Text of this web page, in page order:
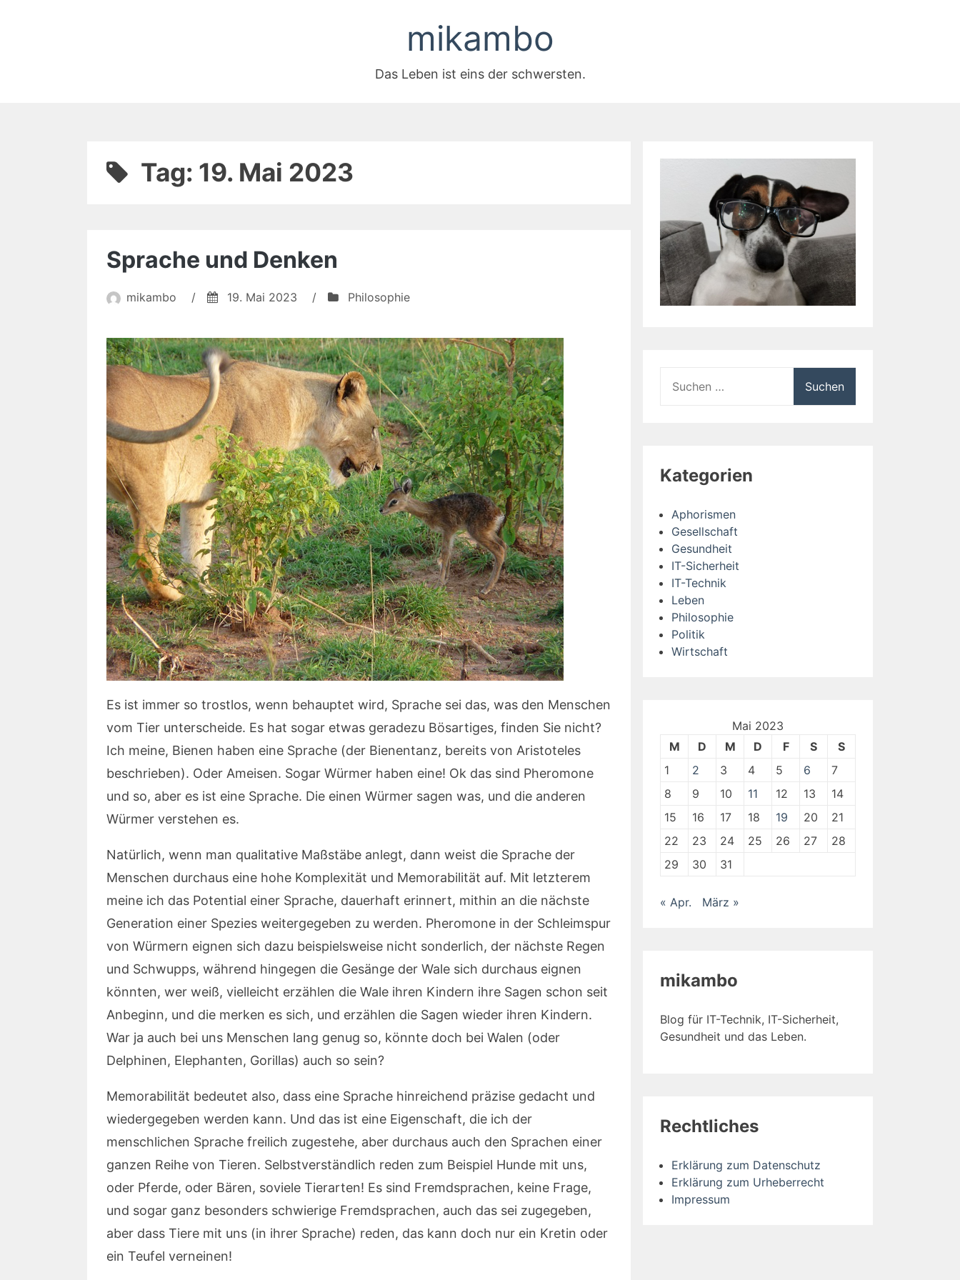
mikambo
Das Leben ist eins der schwersten.
Tag: 19. Mai 2023
Sprache und Denken
mikambo / 19. Mai 2023 / Philosophie
Es ist immer so trostlos, wenn behauptet wird, Sprache sei das, was den Menschen
vom Tier unterscheide. Es hat sogar etwas geradezu Bösartiges, finden Sie nicht?
Ich meine, Bienen haben eine Sprache (der Bienentanz, bereits von Aristoteles
beschrieben). Oder Ameisen. Sogar Würmer haben eine! Ok das sind Pheromone
und so, aber es ist eine Sprache. Die einen Würmer sagen was, und die anderen
Würmer verstehen es.
Natürlich, wenn man qualitative Maßstäbe anlegt, dann weist die Sprache der
Menschen durchaus eine hohe Komplexität und Memorabilität auf. Mit letzterem
meine ich das Potential einer Sprache, dauerhaft erinnert, mithin an die nächste
Generation einer Spezies weitergegeben zu werden. Pheromone in der Schleimspur
von Würmern eignen sich dazu beispielsweise nicht sonderlich, der nächste Regen
und Schwupps, während hingegen die Gesänge der Wale sich durchaus eignen
könnten, wer weiß, vielleicht erzählen die Wale ihren Kindern ihre Sagen schon seit
Anbeginn, und die merken es sich, und erzählen die Sagen wieder ihren Kindern.
War ja auch bei uns Menschen lang genug so, könnte doch bei Walen (oder
Delphinen, Elephanten, Gorillas) auch so sein?
Memorabilität bedeutet also, dass eine Sprache hinreichend präzise gedacht und
wiedergegeben werden kann. Und das ist eine Eigenschaft, die ich der
menschlichen Sprache freilich zugestehe, aber durchaus auch den Sprachen einer
ganzen Reihe von Tieren. Selbstverständlich reden zum Beispiel Hunde mit uns,
oder Pferde, oder Bären, soviele Tierarten! Es sind Fremdsprachen, keine Frage,
und sogar ganz besonders schwierige Fremdsprachen, auch das sei zugegeben,
aber dass Tiere mit uns (in ihrer Sprache) reden, das kann doch nur ein Kretin oder
ein Teufel verneinen!
nach:
Kategorien
Aphorismen
Gesellschaft
Gesundheit
IT-Sicherheit
IT-Technik
Leben
Philosophie
Politik
Wirtschaft
Mai 2023
M
D M D F S
S
1
2 3 4 5 6
7
8
9 10 11 12 13
14
15
16 17 18 19 20
21
22
23 24 25 26 27
28
29
30 31
« Apr. März »
mikambo
Blog für IT-Technik, IT-Sicherheit,
Gesundheit und das Leben.
Rechtliches
Erklärung zum Datenschutz
Erklärung zum Urheberrecht
Impressum